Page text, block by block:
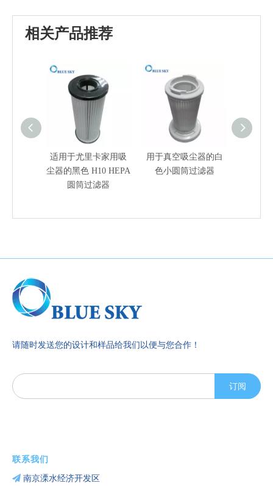
相关产品推荐
适用于尤里卡家用吸
尘器的黑色 H10 HEPA
圆筒过滤器
用于真空吸尘器的白
色小圆筒过滤器
请随时发送您的设计和样品给我们以便与您合作！
订阅
联系我们
 南京溧水经济开发区